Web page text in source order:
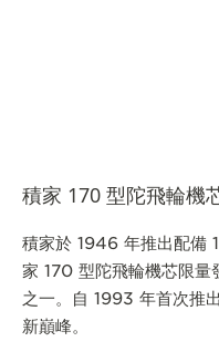
積家 170 型陀飛輪機
積家於 1946 年推出配備
家 170 型陀飛輪機芯限
之一。自 1993 年首次推
新巔峰。